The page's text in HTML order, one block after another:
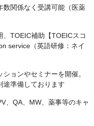
関係なく受講可能（医薬
TOEIC補助【TOEICスコ
service（英語研修：ネイ
ョンやセミナーを開催。
途準備しております
、QA、MW、薬事等のキャ